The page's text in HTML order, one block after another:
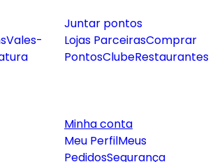
Vales-
Juntar pontos
Lojas ParceirasComprar
PontosClubeRestaurantes
Minha conta
Meu PerfilMeus
PedidosSegurança